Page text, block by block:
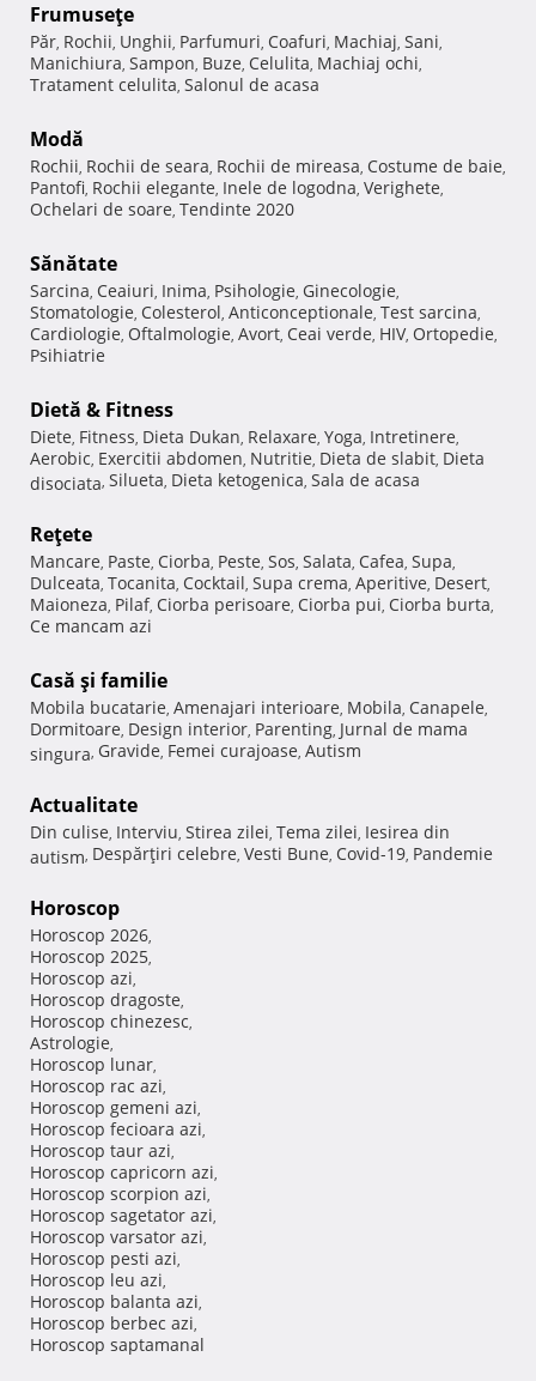
Frumuseţe
Păr, Rochii, Unghii, Parfumuri, Coafuri, Machiaj, Sani,
Manichiura, Sampon, Buze, Celulita, Machiaj ochi,
Tratament celulita, Salonul de acasa
Modă
Rochii, Rochii de seara, Rochii de mireasa, Costume de baie,
Pantofi, Rochii elegante, Inele de logodna, Verighete,
Ochelari de soare, Tendinte 2020
Sănătate
Sarcina, Ceaiuri, Inima, Psihologie, Ginecologie,
Stomatologie, Colesterol, Anticonceptionale, Test sarcina,
Cardiologie, Oftalmologie, Avort, Ceai verde, HIV, Ortopedie,
Psihiatrie
Dietă & Fitness
Diete, Fitness, Dieta Dukan, Relaxare, Yoga, Intretinere,
Aerobic, Exercitii abdomen, Nutritie, Dieta de slabit, Dieta
disociata, Silueta, Dieta ketogenica, Sala de acasa
Reţete
Mancare, Paste, Ciorba, Peste, Sos, Salata, Cafea, Supa,
Dulceata, Tocanita, Cocktail, Supa crema, Aperitive, Desert,
Maioneza, Pilaf, Ciorba perisoare, Ciorba pui, Ciorba burta,
Ce mancam azi
Casă şi familie
Mobila bucatarie, Amenajari interioare, Mobila, Canapele,
Dormitoare, Design interior, Parenting, Jurnal de mama
singura, Gravide, Femei curajoase, Autism
Actualitate
Din culise, Interviu, Stirea zilei, Tema zilei, Iesirea din
autism, Despărţiri celebre, Vesti Bune, Covid-19, Pandemie
Horoscop
Horoscop 2026,
Horoscop 2025,
Horoscop azi,
Horoscop dragoste,
Horoscop chinezesc,
Astrologie,
Horoscop lunar,
Horoscop rac azi,
Horoscop gemeni azi,
Horoscop fecioara azi,
Horoscop taur azi,
Horoscop capricorn azi,
Horoscop scorpion azi,
Horoscop sagetator azi,
Horoscop varsator azi,
Horoscop pesti azi,
Horoscop leu azi,
Horoscop balanta azi,
Horoscop berbec azi,
Horoscop saptamanal